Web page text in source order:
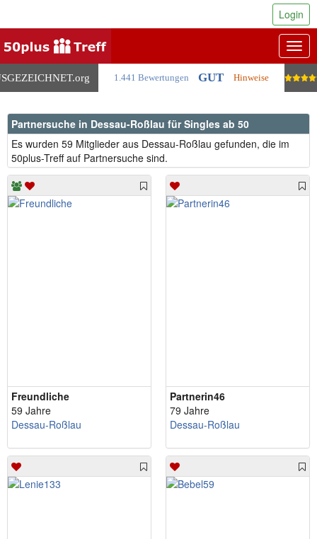
.org 1.441 Bewertungen GUT Hinweise
Login
Partnersuche in Dessau-Roßlau für Singles ab 50
Es wurden 59 Mitglieder aus Dessau-Roßlau gefunden, die im
50plus-Treff auf Partnersuche sind.
Freundliche
59 Jahre
Dessau-Roßlau
Partnerin46
79 Jahre
Dessau-Roßlau